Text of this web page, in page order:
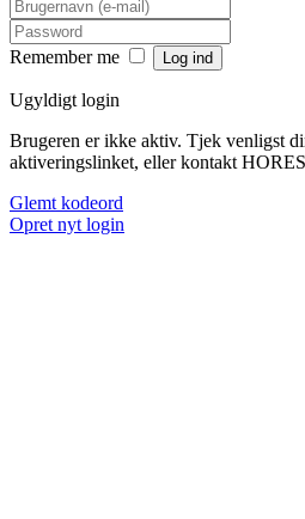
Remember me
Ugyldigt login
Brugeren er ikke aktiv. Tjek venligst
aktiveringslinket, eller kontakt
Glemt kodeord
Opret nyt login